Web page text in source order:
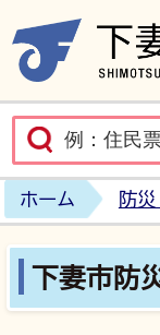
ホーム 防
下妻市防